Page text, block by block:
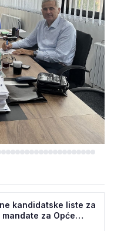
KM ZA
VODOVODA
kandidatske liste za
za Opće